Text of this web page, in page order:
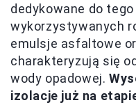
dedykowane do
wykorzystywanych
emulsje asfaltowe
charakteryzują się
wody opadowej.
izolacje już na